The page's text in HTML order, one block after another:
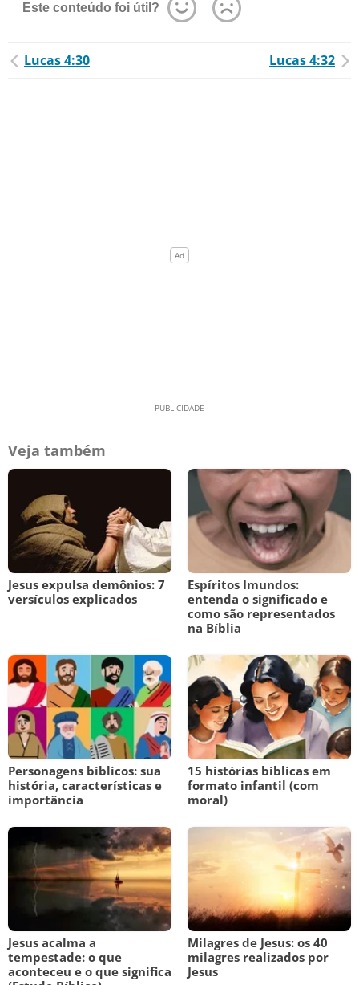
Este conteúdo foi útil?
Lucas 4:30 Lucas 4:32
Veja também
Jesus expulsa demônios: 7
versículos explicados
Espíritos Imundos:
entenda o significado e
como são representados
na Bíblia
Personagens bíblicos: sua
história, características e
importância
15 histórias bíblicas em
formato infantil (com
moral)
Jesus acalma a
tempestade: o que
aconteceu e o que significa
Milagres de Jesus: os 40
milagres realizados por
Jesus